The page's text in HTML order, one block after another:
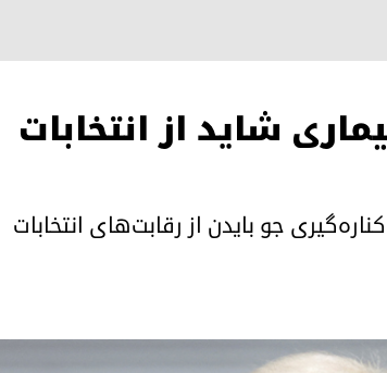
شاید از انتخابات
جو بایدن از رقابت‌های انتخابات